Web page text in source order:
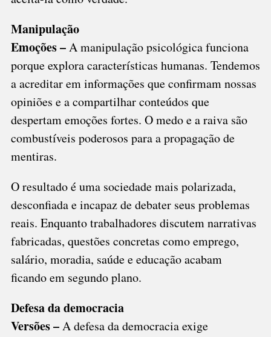
Manipulação
Emoções –A manipulação psicológica funciona
porque explora características humanas. Tendemos
a acreditar em informações que confirmam nossas
opiniões e a compartilhar conteúdos que
despertam emoções fortes. O medo e a raiva são
combustíveis poderosos para a propagação de
mentiras.
O resultado é uma sociedade mais polarizada,
desconfiada e incapaz de debater seus problemas
reais. Enquanto trabalhadores discutem narrativas
fabricadas, questões concretas como emprego,
salário, moradia, saúde e educação acabam
ficando em segundo plano.
Defesa da democracia
Versões –A defesa da democracia exige